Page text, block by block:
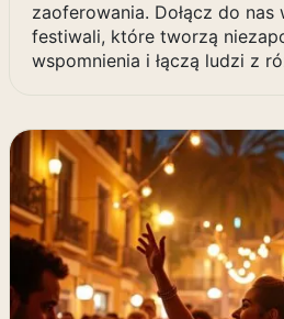
zaoferowania. Dołącz do nas
festiwali, które tworzą
wspomnienia i łączą ludzi z